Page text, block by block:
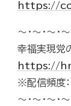
https://
～・～・～・
幸福実現党
https://
※配信頻度
～・～・～・